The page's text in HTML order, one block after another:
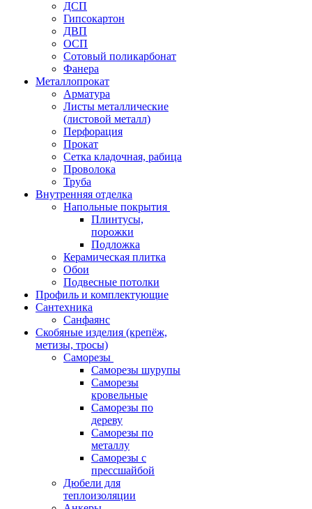
ДСП
Гипсокартон
ДВП
ОСП
Сотовый поликарбонат
Фанера
Металлопрокат
Арматура
Листы металлические
(листовой металл)
Перфорация
Прокат
Сетка кладочная, рабица
Проволока
Труба
Внутренняя отделка
Напольные покрытия
Плинтусы,
порожки
Подложка
Керамическая плитка
Обои
Подвесные потолки
Профиль и комплектующие
Сантехника
Санфаянс
Скобяные изделия (крепёж,
метизы, тросы)
Саморезы
Саморезы шурупы
Саморезы
кровельные
Саморезы по
дереву
Саморезы по
металлу
Саморезы с
прессшайбой
Дюбели для
теплоизоляции